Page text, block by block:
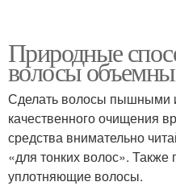
Природные
волосы
Сделать волосы пышными
качественного очищения
средства внимательно
«для тонких волос».
уплотняющие волосы.